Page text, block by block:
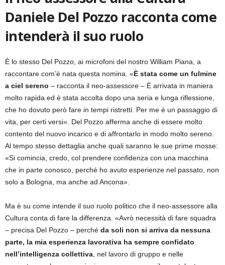
Daniele Del Pozzo racconta come
intenderà il suo ruolo
È lo stesso Del Pozzo, ai microfoni del nostro William Piana, a
raccontare com’è nata questa nomina. «È stata come un fulmine
a ciel sereno – racconta il neo-assessore – È arrivata in maniera
molto rapida ed è stata accolta dopo una seria e lunga riflessione,
che ho dovuto però fare in tempi ristretti. Per me è un passaggio di
vita, per certi versi». Del Pozzo afferma anche di essere molto
contento del nuovo incarico e di affrontarlo in modo molto sereno.
Al tempo stesso dettaglia anche quali saranno le sue prime mosse:
«Si comincia, credo, col prendere confidenza con una macchina
che in parte conosco, perché ho avuto esperienze nel passato, non
solo a Bologna, ma anche ad Ancona».
Ma è su come intende il suo ruolo politico che il neo-assessore alla
Cultura conta di fare la differenza. «Avrò necessità di fare squadra
– precisa Del Pozzo – perché da soli non si arriva da nessuna
parte, la mia esperienza lavorativa ha sempre confidato
nell’intelligenza collettiva, nel lavoro di gruppo e nelle